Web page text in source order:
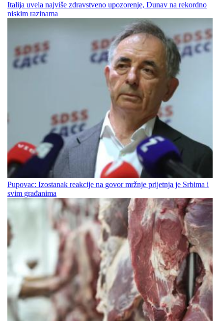
Italija uvela najviše zdravstveno upozorenje, Dunav na rekordno
niskim razinama
Pupovac: Izostanak reakcije na govor mržnje prijetnja je Srbima i
svim građanima